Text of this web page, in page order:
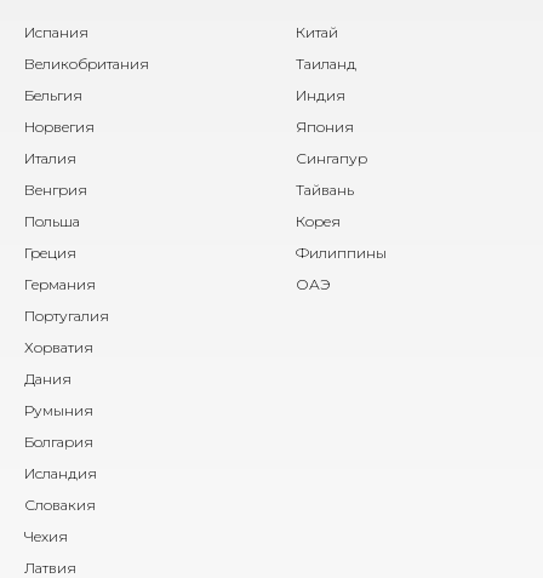
Испания
Великобритания
Бельгия
Норвегия
Италия
Венгрия
Польша
Греция
Германия
Португалия
Хорватия
Дания
Румыния
Болгария
Исландия
Словакия
Чехия
Латвия
Китай
Таиланд
Индия
Япония
Сингапур
Тайвань
Корея
Филиппины
ОАЭ